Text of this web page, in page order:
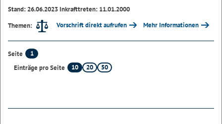
Stand: 26.06.2023 Inkrafttreten: 11.01.2000
Themen:
Vorschrift direkt aufrufen Mehr Informationen
Seite
1
Einträge pro Seite
10 20 50